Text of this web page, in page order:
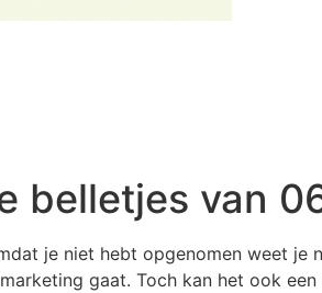
belletjes van
je niet hebt opgenomen weet je
gaat. Toch kan het ook